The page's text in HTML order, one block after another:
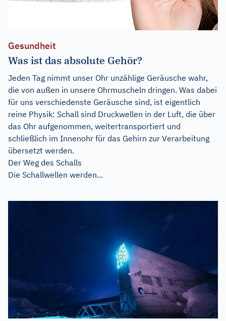
Gesundheit
Was ist das absolute Gehör?
Jeden Tag nimmt unser Ohr unzählige Geräusche wahr,
die von außen in unsere Ohrmuscheln dringen. Was dabei
für uns verschiedenste Geräusche sind, ist eigentlich
reine Physik: Schall sind Druckwellen in der Luft, die über
das Ohr aufgenommen, weitertransportiert und
schließlich im Innenohr für das Gehirn zur Verarbeitung
übersetzt werden.
Der Weg des Schalls
Die Schallwellen werden...